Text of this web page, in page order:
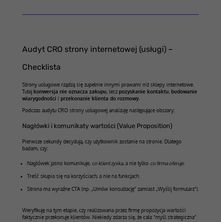
Audyt CRO strony internetowej (usługi) –
Checklista
Strony usługowe rządzą się zupełnie innymi prawami niż sklepy internetowe.
Tutaj konwersja nie oznacza zakupu, lecz pozyskanie kontaktu, budowanie
wiarygodności i przekonanie klienta do rozmowy.
Podczas audytu CRO strony usługowej analizuję następujące obszary:
Nagłówki i komunikaty wartości (Value Proposition)
Pierwsze sekundy decydują, czy użytkownik zostanie na stronie. Dlatego
badam, czy:
Nagłówek jasno komunikuje, co klient zyska, a nie tylko co firma oferuje.
Treść skupia się na korzyściach, a nie na funkcjach.
Strona ma wyraźne CTA (np. „Umów konsultację” zamiast „Wyślij formularz”).
Weryfikuję na tym etapie, czy realizowana przez firmę propozycja wartości
faktycznie przekonuje klientów. Niekiedy zdarza się, że cała “myśl strategiczna”